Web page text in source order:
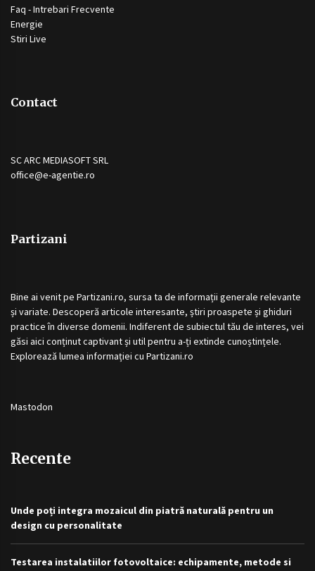
Faq - Intrebari Frecvente
Energie
Stiri Live
Contact
SC ARC MEDIASOFT SRL
office@e-agentie.ro
Partizani
Bine ai venit pe Partizani.ro, sursa ta de informații generale relevante
și variate. Descoperă articole interesante, știri proaspete și ghiduri
practice în diverse domenii. Indiferent de subiectul tău de interes, vei
găsi aici conținut captivant și util pentru a-ți extinde cunoștințele.
Explorează lumea informației cu Partizani.ro
Mastodon
Recente
Unde poți integra mozaicul din piatră naturală pentru un
design cu personalitate
Testarea instalatiilor fotovoltaice: echipamente, metode si